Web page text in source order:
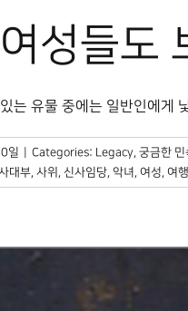
성들도
는 유물 중에는 일반인에게
일 Categories: Legacy, 궁금한 민
대부, 사위 , 신사임당, 악녀 , 여성, 여